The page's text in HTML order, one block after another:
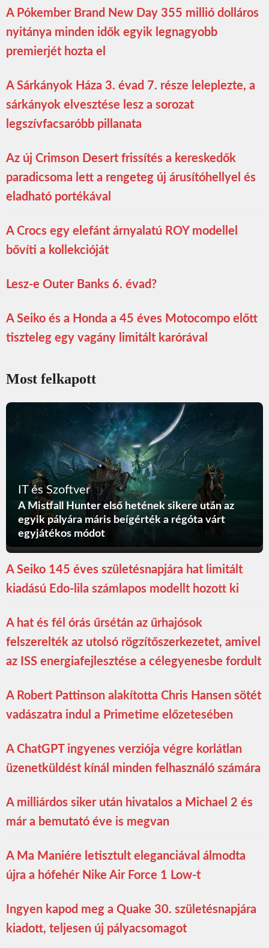
A Pókember Brand New Day 355 millió dolláros
nyitánya minden idők egyik legnagyobb
premierjét hozta el
A Sárkányok Háza 3. évad 7. része leleplezte, a
sárkányok elvesztése lesz a sorozat
legszívfacsaróbb pillanata
Az új Crimson Desert frissítés a kereskedők
paradicsoma lett a rengeteg új árusítóhellyel és
eladható portékával
A Crocs egy elefánt árnyalatú ROY modellel
bővíti a kollekcióját
Lesz-e Outer Banks 6. évad?
A Seiko és a Honda a 45 éves Motocompo előtt
tiszteleg egy vagány limitált karórával
Most felkapott
IT és Szoftver
A Mistfall Hunter első hetének sikere után az
egyik pályára máris beígérték a régóta várt
egyjátékos módot
A Seiko 145 éves születésnapjára hat limitált
kiadású Edo-lila számlapos modellt hozott ki
A hat és fél órás űrsétán az űrhajósok
felszerelték az utolsó rögzítőszerkezetet, amivel
az ISS energiafejlesztése a célegyenesbe fordult
A Robert Pattinson alakította Chris Hansen sötét
vadászatra indul a Primetime előzetesében
A ChatGPT ingyenes verziója végre korlátlan
üzenetküldést kínál minden felhasználó számára
A milliárdos siker után hivatalos a Michael 2 és
már a bemutató éve is megvan
A Ma Maniére letisztult eleganciával álmodta
újra a hófehér Nike Air Force 1 Low-t
Ingyen kapod meg a Quake 30. születésnapjára
kiadott, teljesen új pályacsomagot